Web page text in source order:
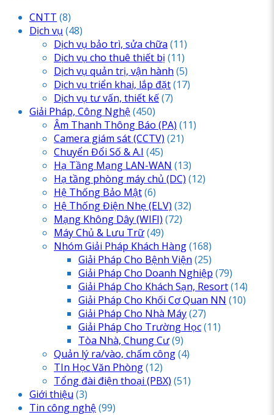
CNTT (8)
Dịch vụ (48)
Dịch vụ bảo trì, sửa chữa (11)
Dịch vụ cho thuê thiết bị (11)
Dịch vụ quản trị, vận hành (5)
Dịch vụ triển khai, lắp đặt(17)
Dịch vụ tư vấn, thiết kế(7)
Giải Pháp, Công Nghệ(450)
Âm Thanh Thông Báo (PA) (11)
Camera giám sát(CCTV) (21)
Chuyển Đổi Số & A.I (45)
Hạ Tầng Mạng LAN-WAN (13)
Hạ tầng phòng máy chủ (DC) (12)
Hệ Thống Bảo Mật(6)
Hệ Thống Điện Nhẹ(ELV) (32)
Mạng Không Dây(WIFI) (72)
Máy Chủ & Lưu Trữ(49)
Nhóm Giải Pháp Khách Hàng(168)
Giải Pháp Cho Bệnh Viện (25)
Giải Pháp Cho Doanh Nghiệp (79)
Giải Pháp Cho Khách Sạn, Resort(14)
Giải Pháp Cho Khối Cơ Quan NN (10)
Giải Pháp Cho Nhà Máy(27)
Giải Pháp Cho Trường Học(11)
Tòa Nhà, Chung Cư(9)
Quản lý ra/vào, chấm công(4)
TIn Học Văn Phòng(12)
Tổng đài điện thoại (PBX) (51)
Giới thiệu (3)
Tin công nghệ(99)